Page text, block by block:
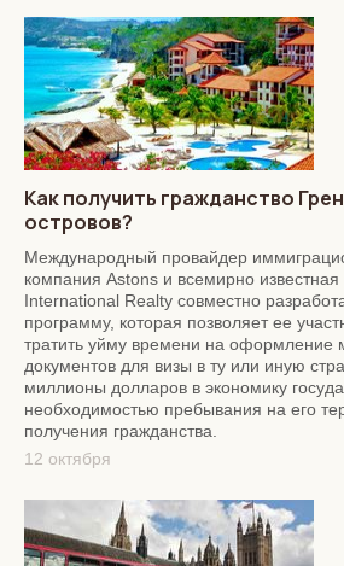
Как получить гражданство
островов?
Международный провайдер
компания Astons и всемирно
International Realty совместно
программу, которая позволяет ее
тратить уйму времени на оформление
документов для визы в ту или иную
миллионы долларов в экономику
необходимостью пребывания на его
получения гражданства.
12 октября